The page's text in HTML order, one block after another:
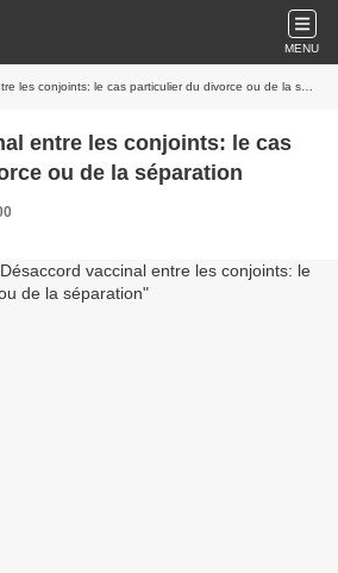
MENU
conjoints: le cas particulier du divorce ou de la séparation
entre les conjoints: le cas
ou de la séparation